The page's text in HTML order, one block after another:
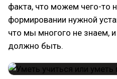
факта, что можем чего-то
формировании нужной
что мы многого не знаем,
должно быть.